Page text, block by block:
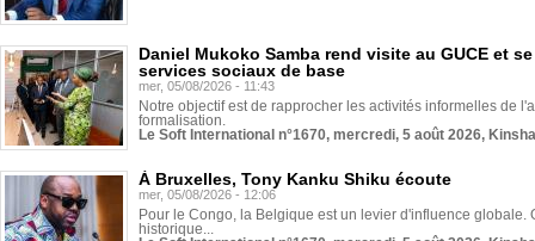
Daniel Mukoko Samba rend visite au GUCE et
services sociaux de base
mer, 05/08/2026 - 11:43
Notre objectif est de rapprocher les activités informelles de
formalisation.
Le Soft International n°1670, mercredi, 5 août 2026,
À Bruxelles, Tony Kanku Shiku écoute
mer, 05/08/2026 - 12:06
Pour le Congo, la Belgique est un levier d'influence globale.
historique...